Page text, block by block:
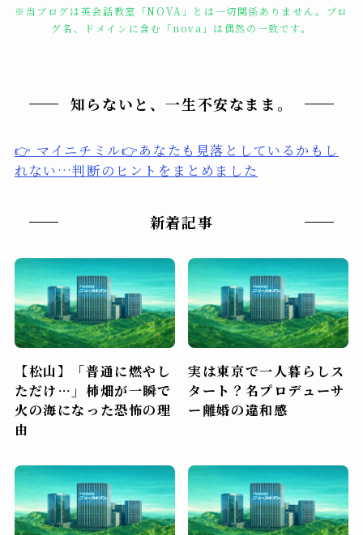
※当ブログは英会話教室「NOVA」とは一切関係ありません。ブロ
グ名、ドメインに含む「nova」は偶然の一致です。
知らないと、一生不安なまま。
👉 マイニチミル👉あなたも見落としているかもし
れない…判断のヒントをまとめました
新着記事
【松山】「普通に燃やし
ただけ…」柿畑が一瞬で
火の海になった恐怖の理
由
実は東京で一人暮らしス
タート？名プロデューサ
ー離婚の違和感